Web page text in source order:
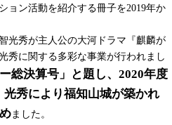
ョン活動を紹介する冊子を2019年か
光秀が主人公の大河ドラマ『麒麟が
秀に関する多彩な事業が行われまし
ー総決算号」と題し、2020年度
秀により福知山城が築かれ
ました。